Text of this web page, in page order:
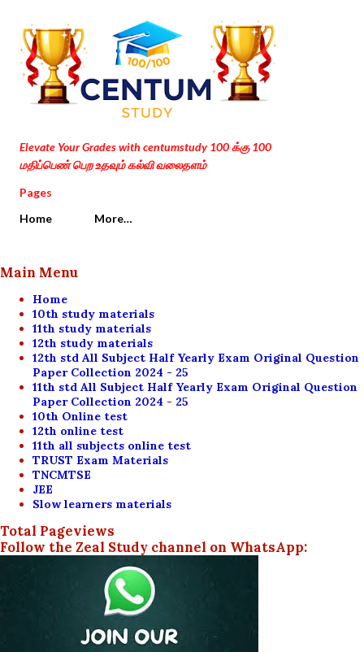
Skip to main content
Elevate Your Grades with centumstudy 100 க்கு 100
மதிப்பெண் பெற உதவும் கல்வி வலைதளம்
Pages
Home
More…
Main Menu
Home
10th study materials
11th study materials
12th study materials
12th std All Subject Half Yearly Exam Original Question
Paper Collection 2024 - 25
11th std All Subject Half Yearly Exam Original Question
Paper Collection 2024 - 25
10th Online test
12th online test
11th all subjects online test
TRUST Exam Materials
TNCMTSE
JEE
Slow learners materials
Total Pageviews
Follow the Zeal Study channel on WhatsApp: